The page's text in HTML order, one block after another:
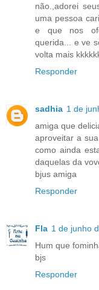
não.,adorei
uma pessoa
e que nos
querida... e ve
volta mais
Responder
sadhia 1 de
amiga que
aproveitar a
como ainda
daquelas da
bjus amiga
Responder
Fla 1 de junho
Hum que
bjs
Responder